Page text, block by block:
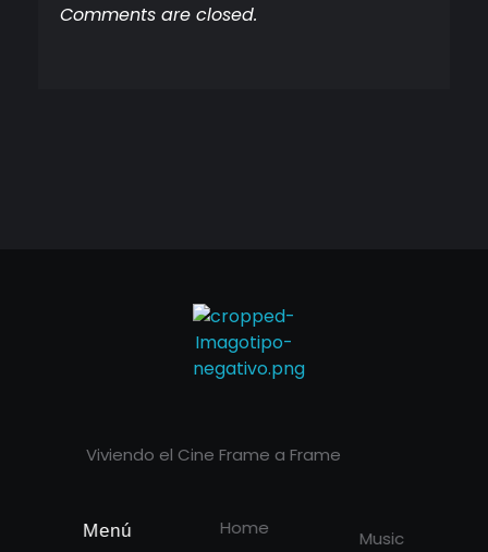
Comments are closed.
Viviendo el Cine Frame a Frame
Menú
Home
Music